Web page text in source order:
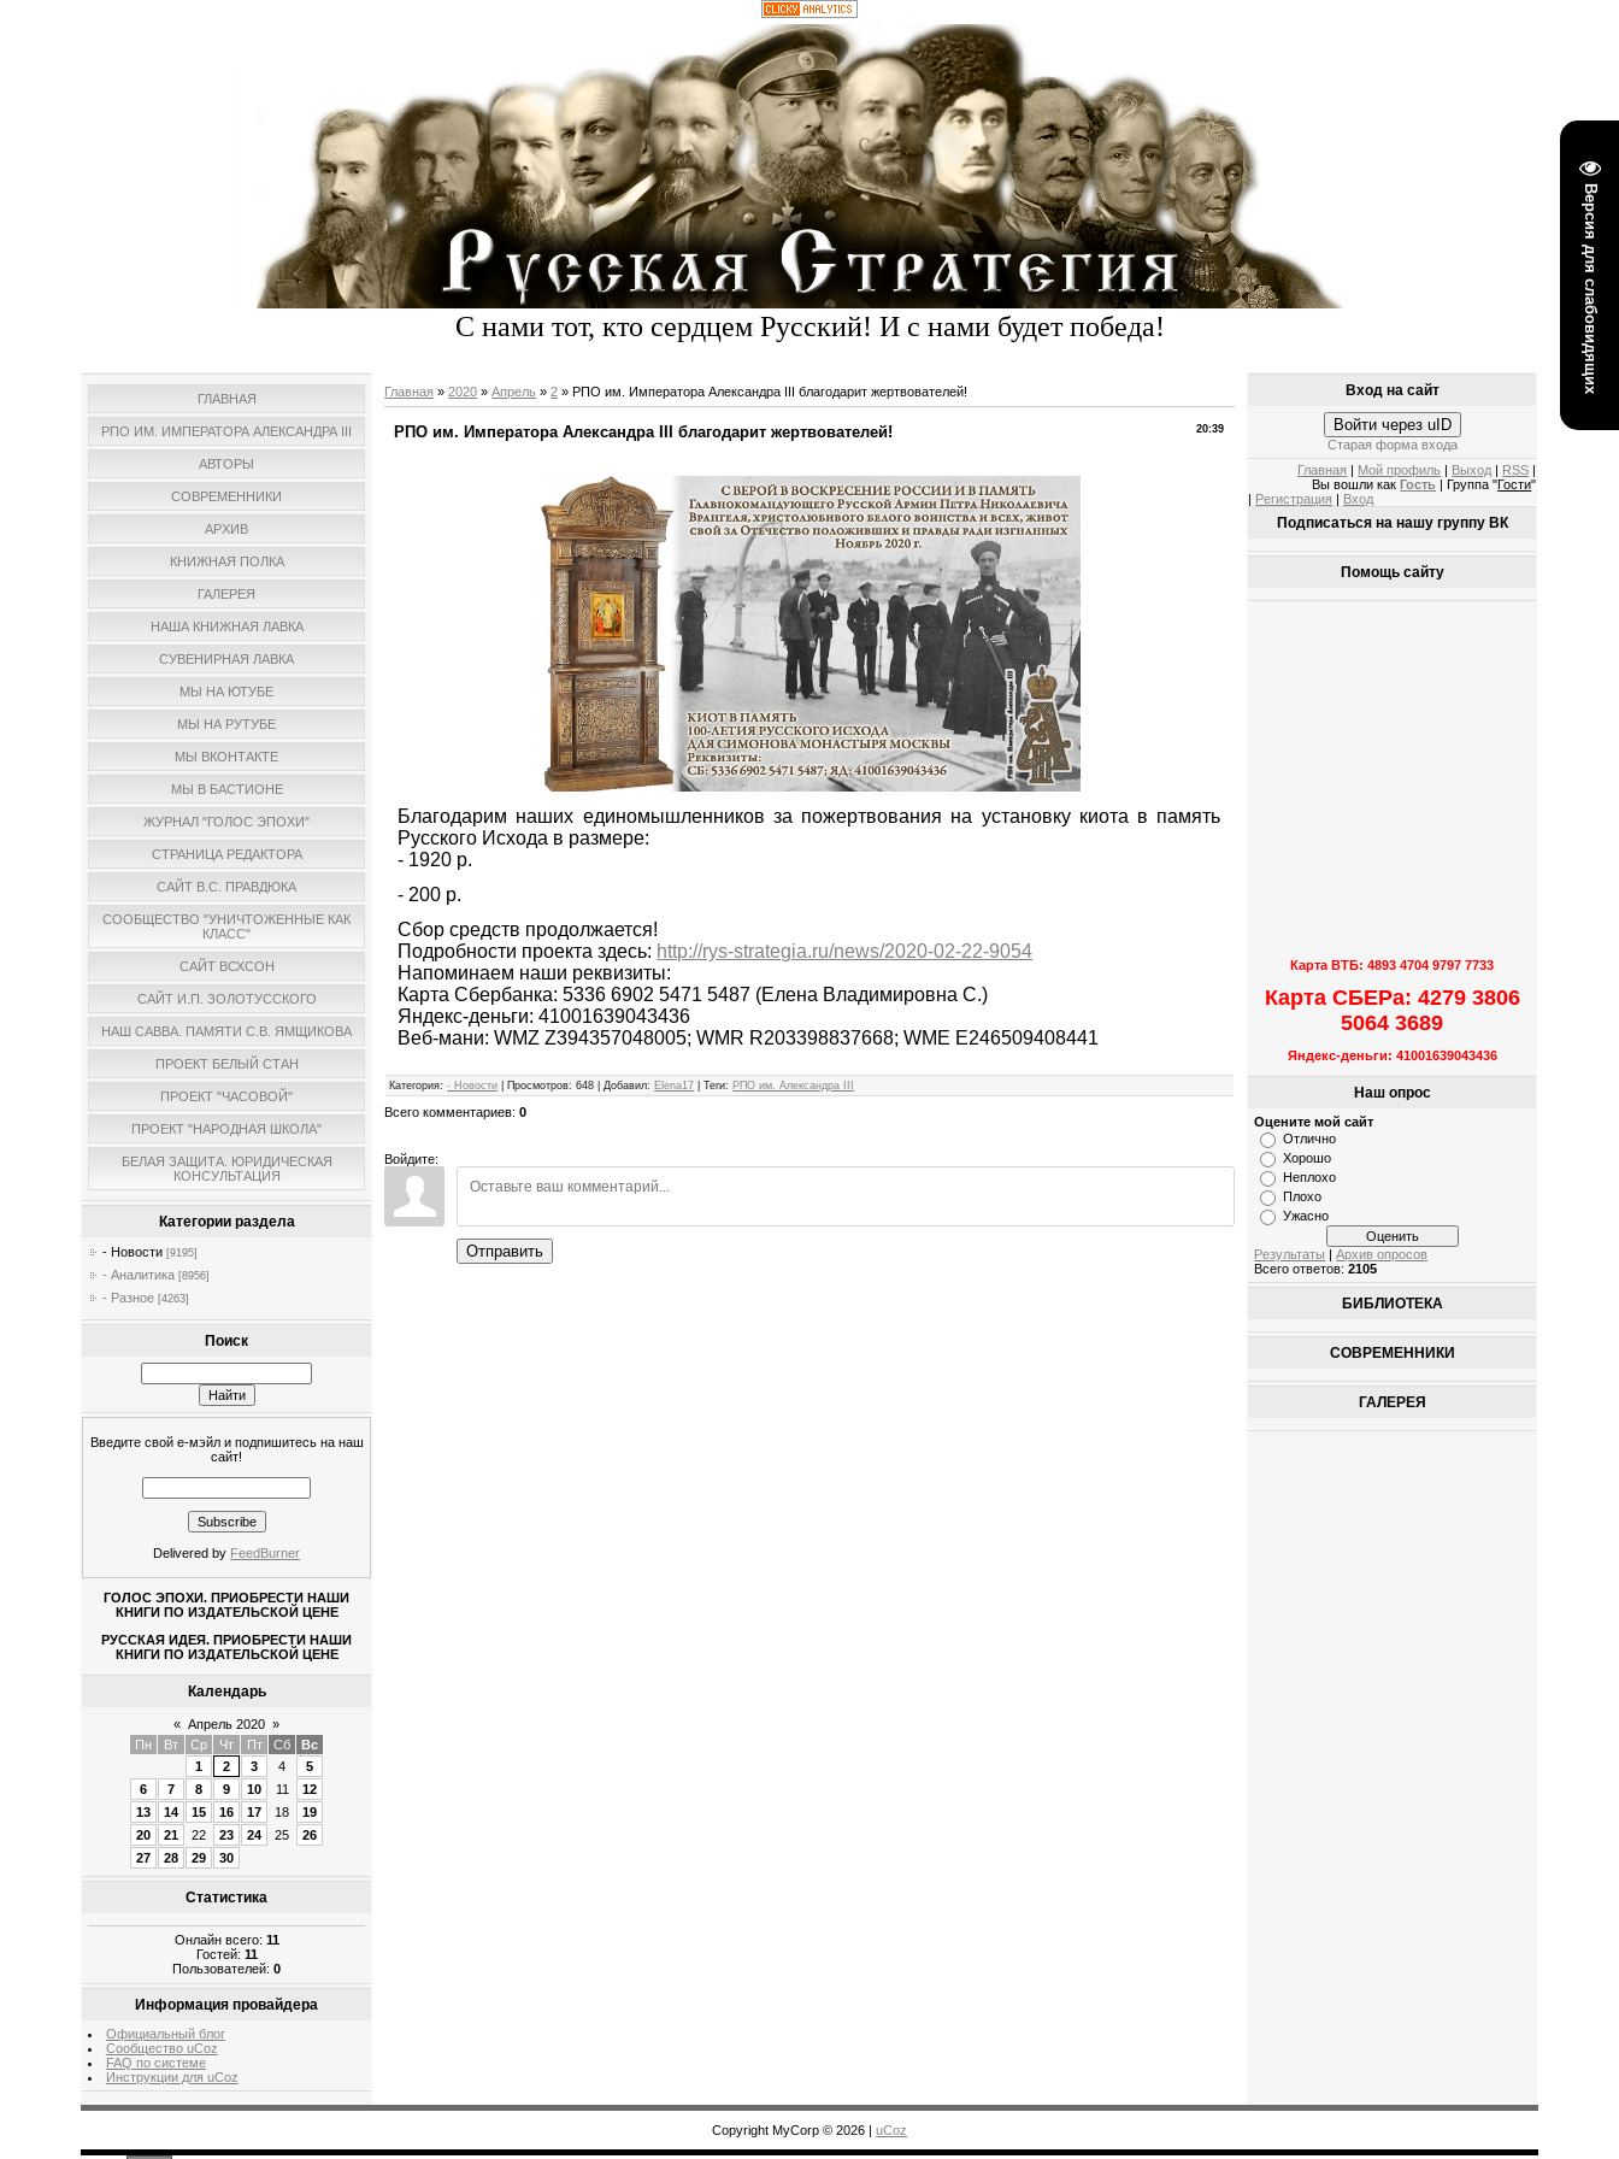
Версия для слабовидящих
С нами тот, кто сердцем Русский! И с нами будет победа!
ГЛАВНАЯ
РПО ИМ. ИМПЕРАТОРА АЛЕКСАНДРА III
АВТОРЫ
СОВРЕМЕННИКИ
АРХИВ
КНИЖНАЯ ПОЛКА
ГАЛЕРЕЯ
НАША КНИЖНАЯ ЛАВКА
СУВЕНИРНАЯ ЛАВКА
МЫ НА ЮТУБЕ
МЫ НА РУТУБЕ
МЫ ВКОНТАКТЕ
МЫ В БАСТИОНЕ
ЖУРНАЛ "ГОЛОС ЭПОХИ"
СТРАНИЦА РЕДАКТОРА
САЙТ В.С. ПРАВДЮКА
СООБЩЕСТВО "УНИЧТОЖЕННЫЕ КАК
КЛАСС"
САЙТ ВСХСОН
САЙТ И.П. ЗОЛОТУССКОГО
НАШ САВВА. ПАМЯТИ С.В. ЯМЩИКОВА
ПРОЕКТ БЕЛЫЙ СТАН
ПРОЕКТ "ЧАСОВОЙ"
ПРОЕКТ "НАРОДНАЯ ШКОЛА"
БЕЛАЯ ЗАЩИТА. ЮРИДИЧЕСКАЯ
КОНСУЛЬТАЦИЯ
Категории раздела
- Новости [9195]
- Аналитика [8956]
- Разное [4263]
Поиск
Введите свой е-мэйл и подпишитесь на наш
сайт!
Delivered by FeedBurner
ГОЛОС ЭПОХИ. ПРИОБРЕСТИ НАШИ
КНИГИ ПО ИЗДАТЕЛЬСКОЙ ЦЕНЕ
РУССКАЯ ИДЕЯ. ПРИОБРЕСТИ НАШИ
КНИГИ ПО ИЗДАТЕЛЬСКОЙ ЦЕНЕ
Календарь
« Апрель 2020 »
Пн
Вт Ср Чт Пт Сб
Вс
1
2 3 4
5
6
7 8 9 10 11
12
13
14 15 16 17 18
19
20
21 22 23 24 25
26
27
28 29 30
Статистика
Онлайн всего: 11
Гостей: 11
Пользователей:0
Информация провайдера
Официальный блог
Сообщество uCoz
FAQ по системе
Инструкции для uCoz
Главная »2020 » Апрель » 2 » РПО им. Императора Александра III благодарит жертвователей!
20:39
РПО им. Императора Александра III благодарит жертвователей!
Благодарим наших единомышленников за пожертвования на установку киота в память
Русского Исхода в размере:
- 1920 р.
- 200 р.
Сбор средств продолжается!
Подробности проекта здесь: http://rys-strategia.ru/news/2020-02-22-9054
Напоминаем наши реквизиты:
Карта Сбербанка: 5336 6902 5471 5487 (Елена Владимировна С.)
Яндекс-деньги: 41001639043436
Веб-мани: WMZ Z394357048005; WMR R203398837668; WME E246509408441
Категория: - Новости Просмотров: 648 |Добавил: Elena17 |Теги: РПО им. Александра III
Всего комментариев:0
Войдите:
Отправить
Вход на сайт
Войти через uID
Старая форма входа
Главная
Мой профиль Выход RSS
Вы вошли как Гость | Группа "Гости"
Регистрация Вход
Подписаться на нашу группу ВК
Помощь сайту
Карта ВТБ: 4893 4704 9797 7733
Карта СБЕРа: 4279 3806
5064 3689
Яндекс-деньги: 41001639043436
Наш опрос
Оцените мой сайт
Отлично
Хорошо
Неплохо
Плохо
Ужасно
Результаты |Архив опросов
Всего ответов:2105
БИБЛИОТЕКА
СОВРЕМЕННИКИ
ГАЛЕРЕЯ
Copyright MyCorp © 2026 uCoz